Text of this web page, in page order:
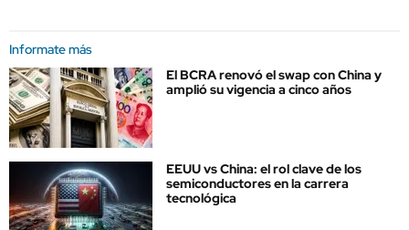
Informate más
El BCRA renovó el swap con China y
amplió su vigencia a cinco años
EEUU vs China: el rol clave de los
semiconductores en la carrera
tecnológica